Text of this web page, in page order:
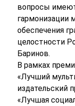
вопросы
гармонизации
обеспечения
целостности
Баринов.
В рамках
«Лучший
издательский
«Лучшая